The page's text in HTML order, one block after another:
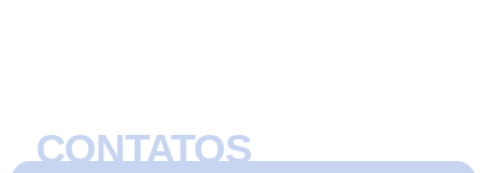
CONTATOS